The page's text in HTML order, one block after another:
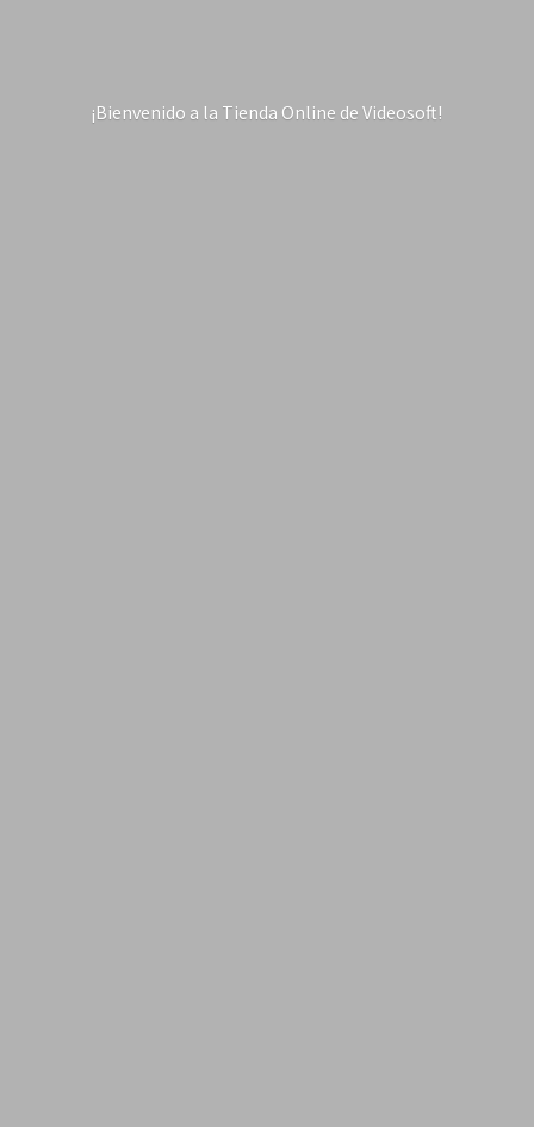
¡Bienvenido a la Tienda Online de Videosoft!